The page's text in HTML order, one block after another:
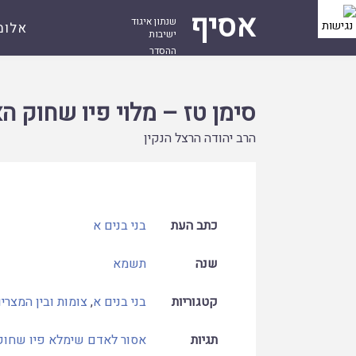
אסיף
שנתון איגוד
ישיבות
ההסדר
סימן טז – מלוי פיו
הרב יהודה הרצל הנקין
כתב העת
בני בנים א
שנה
תשמא
קטגוריות
בני בנים א, צומות ובין
תגיות
אסור לאדם שימלא פיו